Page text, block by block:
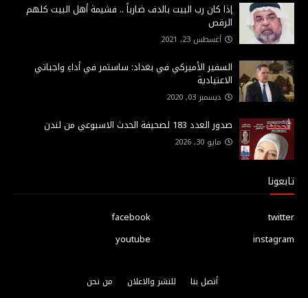
إذا كان رب البيت بالدف ضارباً .. فشيمة أهل البيت كلهم
الرقص
أغسطس 23, 2021
السفير الأميركي في بغداد: ساستمر في أداءِ واجباتي
الاعتيادية
ديسمبر 03, 2020
صدور العدد 183 لصحيفة الحدث الاسبوعي من لندن
مايو 30, 2026
تابعونا
facebook
twitter
youtube
instagram
أتصل بنا للنشر والاعلان
من نحن